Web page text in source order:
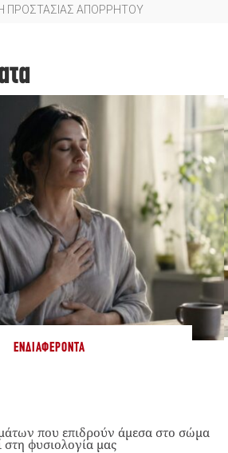
ΠΡΟΣΤΑΣΙΑΣ ΑΠΟΡΡΗΤΟΥ
ΕΝΔΙΑΦΈΡΟΝΤΑ
που επιδρούν άμεσα στο σώμα
στη φυσιολογία μας